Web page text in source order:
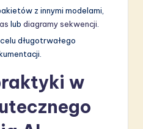
z innymi modelami,
lub diagramy sekwencji.
długotrwałego
w